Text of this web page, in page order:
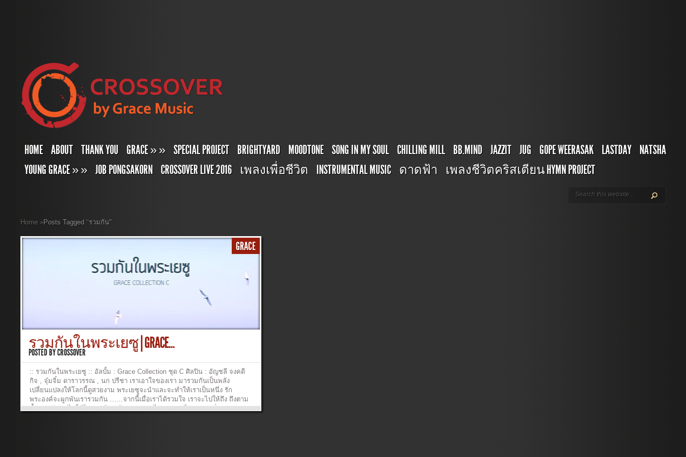
HOME ABOUT THANK YOU GRACE»» SPECIAL PROJECT BRIGHTYARD MOODTONE SONG IN MY SOUL CHILLING MILL BB.MIND JAZZIT JUG GOPE WEERASAK LASTDAY
NATSHA
YOUNG GRACE»» JOB PONGSAKORN CROSSOVER LIVE 2016 เพลงเพื่อชีวิต INSTRUMENTAL MUSIC ดาดฟ้า เพลงชีวิตคริสเตียน HYMN PROJECT
Home »Posts Tagged"รวมกัน"
GRACE
รวมกันในพระเยซู | GRACE...
POSTED BYCROSSOVER
:: รวมกันในพระเยซู :: อัลบั้ม : Grace Collection ชุด C ศิลปิน : อัญชลี จงคดี
กิจ , จุ๋มจิ๋ม ดาราวรรณ , นก ปรีชา เราเอาใจของเรา มารวมกันเป็นพลัง
เปลี่ยนแปลงให้โลกนี้ดูสวยงาม พระเยซูจะนำและจะทำให้เราเป็นหนึ่ง รัก
พระองค์จะผูกพันเรารวมกัน ……จากนี้เมื่อเราได้รวมใจ เราจะไปให้ถึง ถึงตาม
น้ำพระทัย จะไปให้ไกลสุดฟ้า แม้หนทางยาวไกล เราจะไม่หวาดหวั่น เพราะเรา